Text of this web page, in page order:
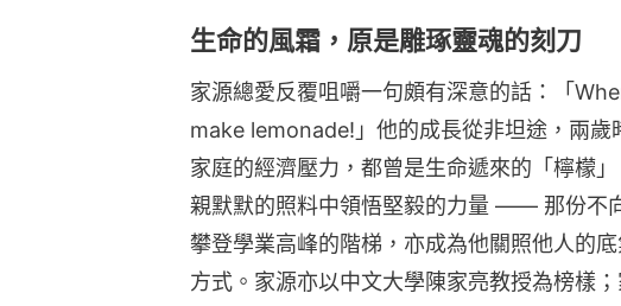
生命的風霜，原是雕琢靈魂的刻刀
家源總愛反覆咀嚼一句頗有深意的話：「
make lemonade!」他的成長從非坦途，兩歲
家庭的經濟壓力，都曾是生命遞來的「檸檬
親默默的照料中領悟堅毅的力量 —— 那份不
攀登學業高峰的階梯，亦成為他關照他人的
方式。家源亦以中文大學陳家亮教授為榜樣